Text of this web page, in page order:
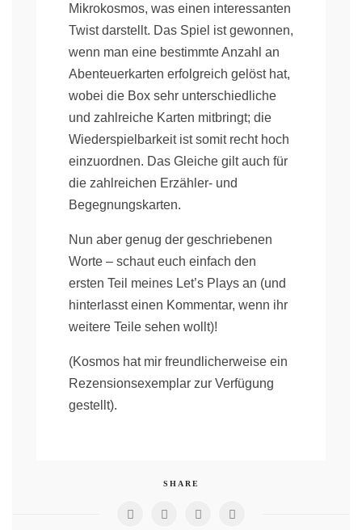
Mikrokosmos, was einen interessanten
Twist darstellt. Das Spiel ist gewonnen,
wenn man eine bestimmte Anzahl an
Abenteuerkarten erfolgreich gelöst hat,
wobei die Box sehr unterschiedliche
und zahlreiche Karten mitbringt; die
Wiederspielbarkeit ist somit recht hoch
einzuordnen. Das Gleiche gilt auch für
die zahlreichen Erzähler- und
Begegnungskarten.
Nun aber genug der geschriebenen
Worte – schaut euch einfach den
ersten Teil meines Let’s Plays an (und
hinterlasst einen Kommentar, wenn ihr
weitere Teile sehen wollt)!
(Kosmos hat mir freundlicherweise ein
Rezensionsexemplar zur Verfügung
gestellt).
SHARE